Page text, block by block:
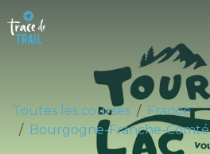
Toutes les courses
France
Bourgogne-Franche-Comté